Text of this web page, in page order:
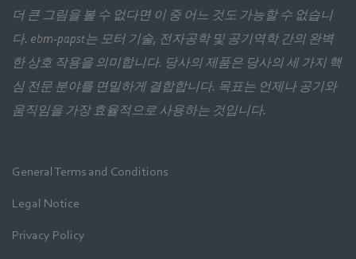
더 큰 그림을 볼 수 없다면 이 중 어느 것도 가능할 수 없습니
다. ebm‑papst는 모터 기술, 전자공학 및 공기역학 간의 완벽
한 상호 작용을 의미합니다. 당사의 제품은 당사의 세 가지 핵
심 전문 분야를 면밀하게 결합합니다. 목표는 언제나 공기와
움직임을 가장 효율적으로 사용하는 것입니다.
General Terms and Conditions
Legal Notice
Privacy Policy